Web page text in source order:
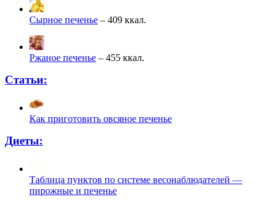
Сырное печенье – 409 ккал.
Ржаное печенье – 455 ккал.
Статьи:
Как приготовить овсяное печенье
Диеты:
Таблица пунктов по системе весонаблюдателей —
пирожные и печенье